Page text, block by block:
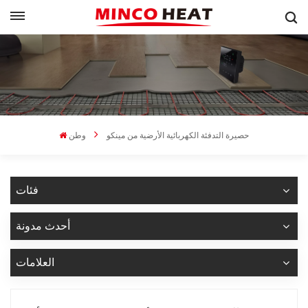
وطن حصيرة التدفئة الكهربائية الأرضية من مينكو
فئات
أحدث مدونة
العلامات